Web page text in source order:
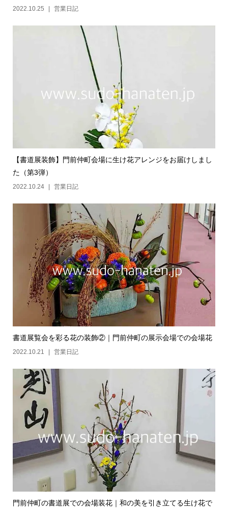
2022.10.25 営業日記
【書道展装飾】門前仲町会場に生け花アレンジをお届けしまし
た（第3弾）
2022.10.24 営業日記
書道展覧会を彩る花の装飾②｜門前仲町の展示会場での会場花
2022.10.21 営業日記
門前仲町の書道展での会場装花｜和の美を引き立てる生け花で